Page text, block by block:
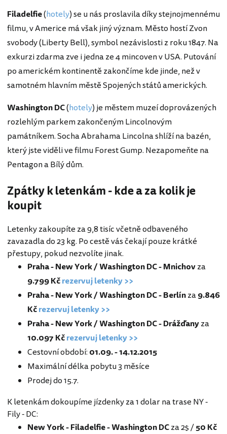
Filadelfie(hotely) se u nás proslavila díky stejnojmennému
filmu, v Americe má však jiný význam. Město hostí Zvon
svobody (Liberty Bell), symbol nezávislosti z roku 1847. Na
exkurzi zdarma zve i jedna ze 4 mincoven v USA. Putování
po americkém kontinentě zakončíme kde jinde, než v
samotném hlavním městě Spojených států amerických.
Washington DC(hotely)je městem muzeí doprovázených
rozlehlým parkem zakončeným Lincolnovým
památníkem. Socha Abrahama Lincolna shlíží na bazén,
který jste viděli ve filmu Forest Gump. Nezapomeňte na
Pentagon a Bílý dům.
Zpátky k letenkám - kde a za kolik je
koupit
Letenky zakoupíte za 9,8 tisíc včetně odbaveného
zavazadla do 23 kg. Po cestě vás čekají pouze krátké
přestupy, pokud nezvolíte jinak.
Praha - New York / Washington DC - Mnichovza
9.799 Kčrezervuj letenky >>
Praha - New York / Washington DC - Berlínza9.846
Kčrezervuj letenky >>
Praha - New York / Washington DC - Drážďanyza
10.097 Kčrezervuj letenky >>
Cestovní období: 01.09. - 14.12.2015
Maximální délka pobytu 3 měsíce
Prodej do 15.7.
K letenkám dokoupíme jízdenky za 1 dolar na trase NY -
Fily - DC:
New York - Filadelfie - Washington DCza 2$ /50 Kč